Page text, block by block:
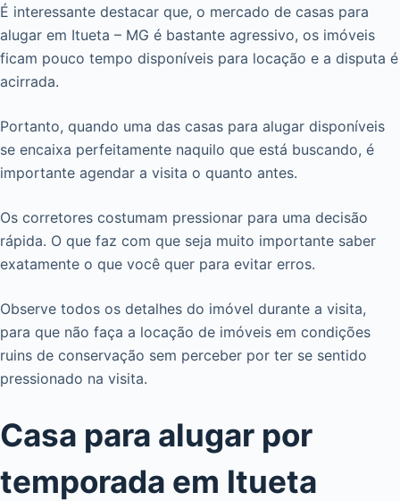
É interessante destacar que, o mercado de casas para
alugar em Itueta – MG é bastante agressivo, os imóveis
ficam pouco tempo disponíveis para locação e a disputa é
acirrada.
Portanto, quando uma das casas para alugar disponíveis
se encaixa perfeitamente naquilo que está buscando, é
importante agendar a visita o quanto antes.
Os corretores costumam pressionar para uma decisão
rápida. O que faz com que seja muito importante saber
exatamente o que você quer para evitar erros.
Observe todos os detalhes do imóvel durante a visita,
para que não faça a locação de imóveis em condições
ruins de conservação sem perceber por ter se sentido
pressionado na visita.
Casa para alugar por
temporada em Itueta